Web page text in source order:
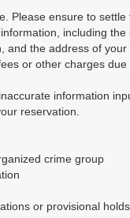
16時
Please ensure to
including
and the address of your
or other charges
information
reservation.
crime group
or provisional holds